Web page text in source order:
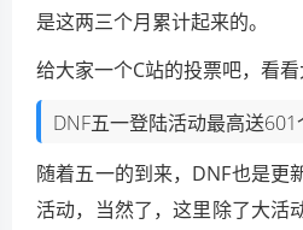
是这两三个月累计起来的。
给大家一个C站的投票吧，看看
DNF五一登陆活动最高送601
随着五一的到来，DNF也是更
活动，当然了，这里除了大活